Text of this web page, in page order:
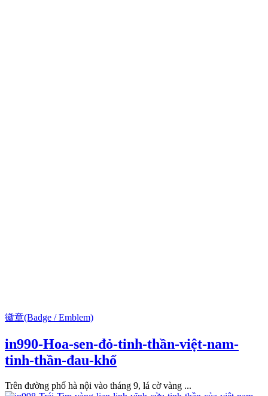
徽章(Badge / Emblem)
in990-Hoa-sen-đỏ-tinh-thần-việt-nam-
tinh-thần-đau-khổ
Trên đường phố hà nội vào tháng 9, lá cờ vàng ...